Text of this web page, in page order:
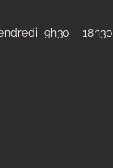
9h30 – 18h30